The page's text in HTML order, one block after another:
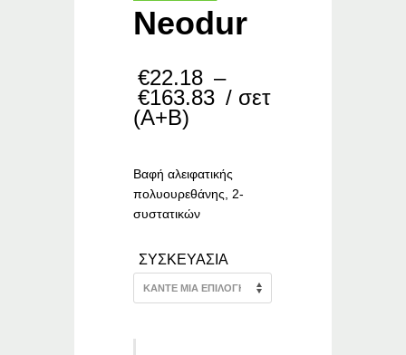
Neodur
€22.18 –
€163.83 Price
€163.83
/ σετ
(Α+Β)
Βαφή αλειφατικής
πολυουρεθάνης, 2-
συστατικών
ΣΥΣΚΕΥΑΣΙΑ